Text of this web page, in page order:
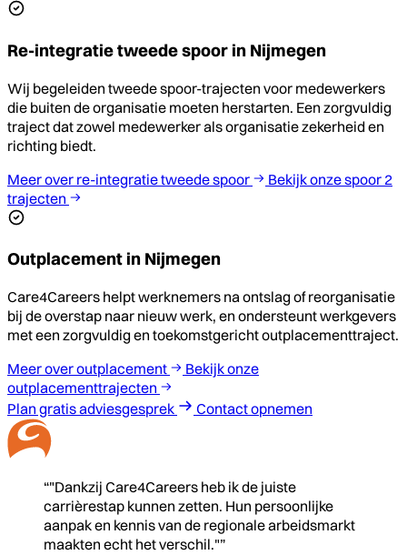
Re-integratie tweede spoor in Nijmegen
Wij begeleiden tweede spoor-trajecten voor medewerkers
die buiten de organisatie moeten herstarten. Een zorgvuldig
traject dat zowel medewerker als organisatie zekerheid en
richting biedt.
Meer over re-integratie tweede spoor
Bekijk onze spoor 2
trajecten
Outplacement in Nijmegen
Care4Careers helpt werknemers na ontslag of reorganisatie
bij de overstap naar nieuw werk, en ondersteunt werkgevers
met een zorgvuldig en toekomstgericht outplacementtraject.
Meer over outplacement
Bekijk onze
outplacementtrajecten
Plan gratis adviesgesprek
Contact opnemen
“"Dankzij Care4Careers heb ik de juiste
carrièrestap kunnen zetten. Hun persoonlijke
aanpak en kennis van de regionale arbeidsmarkt
maakten echt het verschil."”